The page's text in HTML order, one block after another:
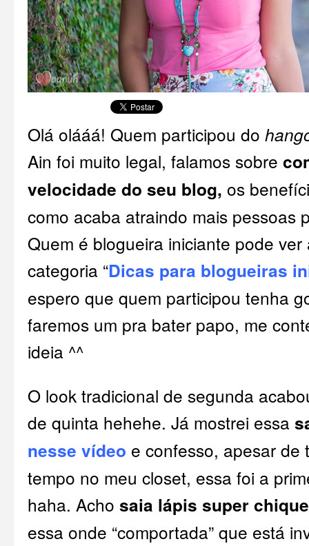
Olá olááá! Quem participou do
Ain foi muito legal, falamos sobre
velocidade do seu blog, os
como acaba atraindo mais pessoas
Quem é blogueira iniciante pode
categoria “Dicas para blogueiras
espero que quem participou tenha
faremos um pra bater papo, me
ideia ^^
O look tradicional de segunda
de quinta hehehe. Já mostrei essa
nesse vídeo e confesso, apesar de
tempo no meu closet, essa foi a
haha. Acho saia lápis super chique
essa onde “comportada” que está